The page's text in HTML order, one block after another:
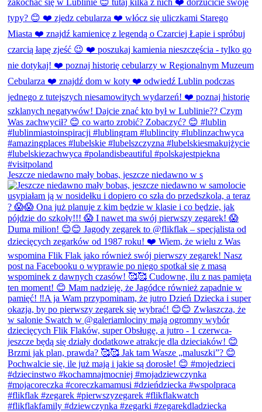
Jeszcze niedawno mały bobas, jeszcze niedawno w s